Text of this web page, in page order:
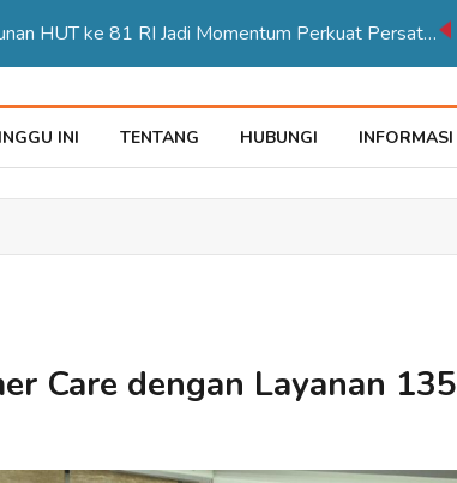
Karnaval Pembangunan HUT ke 81 RI Jadi Momentum Perkuat Persatuan di Merauke
INI TENTANG HUBUNGI INFORMASI
Care dengan Layanan 135